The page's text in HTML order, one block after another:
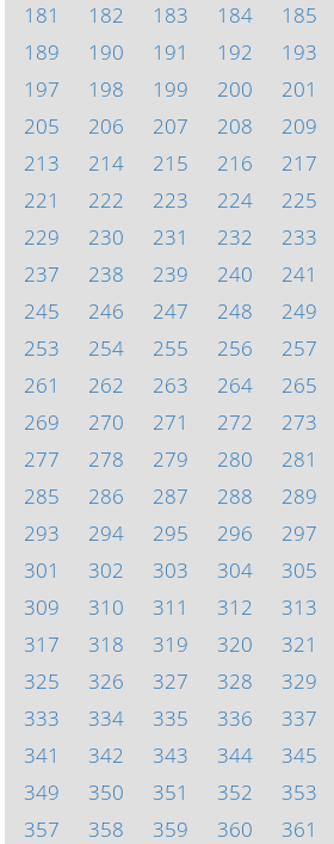
181
182 183 184 185
189
190 191 192 193
197
198 199 200 201
205
206 207 208 209
213
214 215 216 217
221
222 223 224 225
229
230 231 232 233
237
238 239 240 241
245
246 247 248 249
253
254 255 256 257
261
262 263 264 265
269
270 271 272 273
277
278 279 280 281
285
286 287 288 289
293
294 295 296 297
301
302 303 304 305
309
310 311 312 313
317
318 319 320 321
325
326 327 328 329
333
334 335 336 337
341
342 343 344 345
349
350 351 352 353
357
358 359 360 361